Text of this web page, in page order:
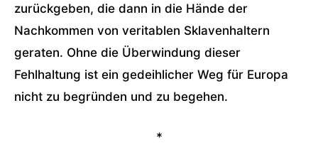
zurückgeben, die dann in die Hände der
Nachkommen von veritablen Sklavenhaltern
geraten. Ohne die Überwindung dieser
Fehlhaltung ist ein gedeihlicher Weg für Europa
nicht zu begründen und zu begehen.
*